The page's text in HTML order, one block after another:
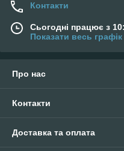
Контакти
Сьогодні працює з
Показати весь
Про нас
Контакти
Доставка та оплата